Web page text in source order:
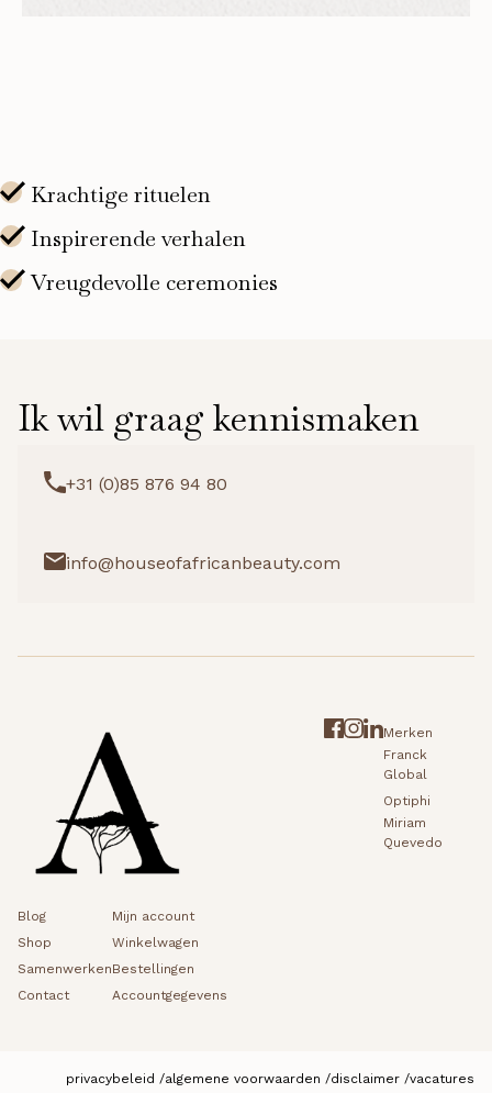
Ik wil graag kennismaken
+31 (0)85 876 94 80
info@houseofafricanbeauty.com
Merken
Franck
Global
Optiphi
Miriam
Quevedo
Blog
Shop
Samenwerken
Contact
Mijn account
Winkelwagen
Bestellingen
Accountgegevens
privacybeleid algemene voorwaarden disclaimer vacatures